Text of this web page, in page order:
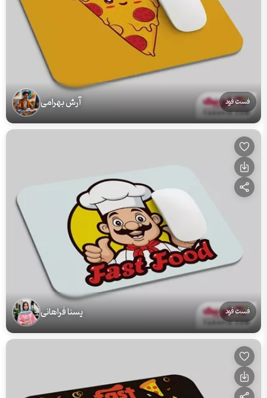
فست فود آرش بهرامی
فست فود یسنا فراهانی